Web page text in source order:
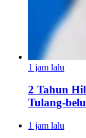
1 jam lalu
2 Tahun
Tulang-
1 jam lalu